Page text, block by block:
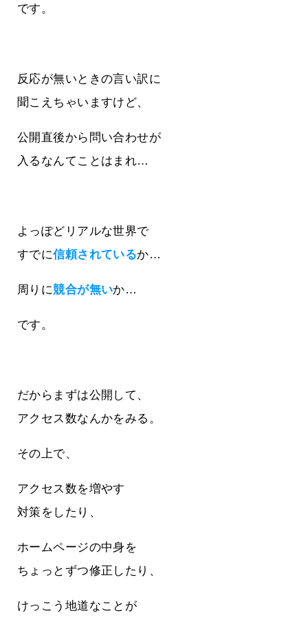
です。
反応が無いときの言い訳に
聞こえちゃいますけど、
公開直後から問い合わせが
入るなんてことはまれ…
よっぽどリアルな世界で
すでに信頼されているか…
周りに競合が無いか…
です。
だからまずは公開して、
アクセス数なんかをみる。
その上で、
アクセス数を増やす
対策をしたり、
ホームページの中身を
ちょっとずつ修正したり、
けっこう地道なことが